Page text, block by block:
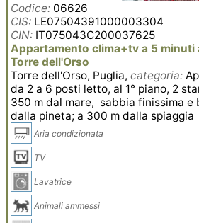
Codice: 06626
CIS: LE07504391000003304
CIN: IT075043C200037625
Appartamento clima+tv a 5 minuti
Torre dell'Orso
Torre dell'Orso, Puglia,categoria:
da 2 a 6 posti letto, al 1° piano, 2
350 m dal mare, sabbia finissima e
dalla pineta; a 300 m dalla spiaggia
Aria condizionata
TV
Lavatrice
Animali ammessi